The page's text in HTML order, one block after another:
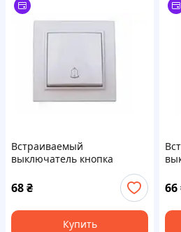
Встраиваемый
выключатель кнопка
белый IP20
68₴
Купить
66